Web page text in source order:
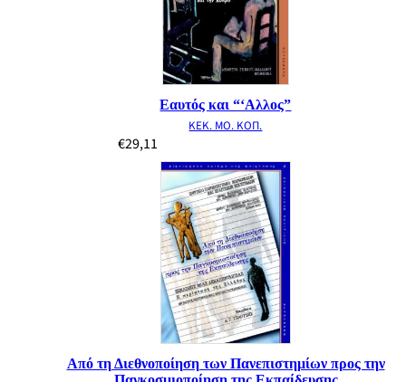
Εαυτός και “‘Αλλος”
ΚΕΚ. ΜΟ. ΚΟΠ.
€29,11
Από τη Διεθνοποίηση των Πανεπιστημίων προς την